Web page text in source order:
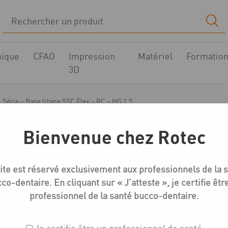
CFAO
Impression
3D
Matériel
Série – Base titane SSC Flex – RC – HG 1.5
L Série – Base titane
Bienvenue chez Rotec
est réservé exclusivement aux professionnels de la
dentaire. En cliquant sur « J’atteste », je certifie
professionnel de la santé bucco-dentaire.